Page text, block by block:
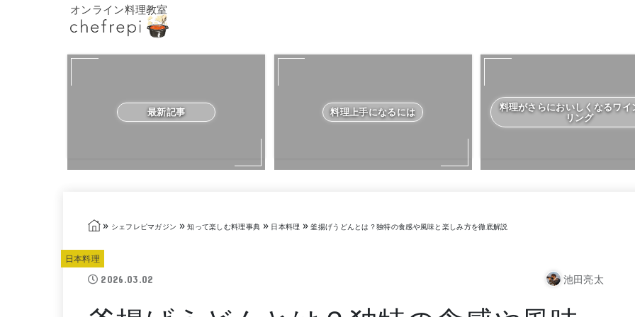
オンライン料理教室
最新記事 料理上手になるには
料理がさらにおいしくなるワイ
リング
» シェフレピマガジン » 知って楽しむ料理事典 » 日本料理 » 釜揚げうどんとは？独特の食感や風味と楽しみ方を徹底解説
日本料理
2026.03.02 池田亮太